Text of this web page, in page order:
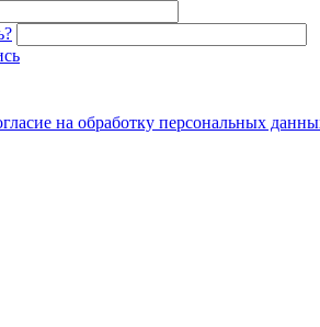
на обработку персональных